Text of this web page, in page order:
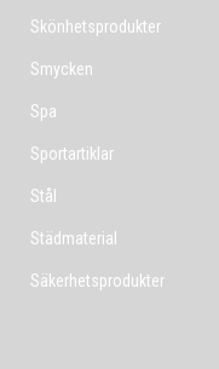
Skönhetsprodukter
Smycken
Spa
Sportartiklar
Stål
Städmaterial
Säkerhetsprodukter